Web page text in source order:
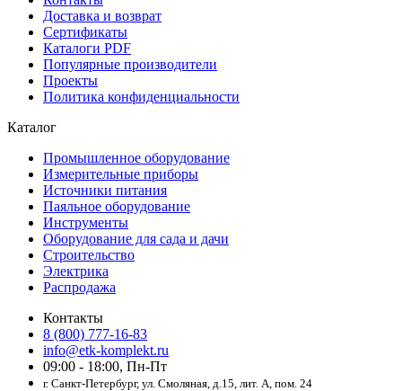
Доставка и возврат
Сертификаты
Каталоги PDF
Популярные производители
Проекты
Политика конфиденциальности
Каталог
Промышленное оборудование
Измерительные приборы
Источники питания
Паяльное оборудование
Инструменты
Оборудование для сада и дачи
Строительство
Электрика
Распродажа
Контакты
8 (800) 777-16-83
info@etk-komplekt.ru
09:00 - 18:00, Пн-Пт
г. Санкт-Петербург, ул. Смоляная, д.15, лит. А, пом. 24